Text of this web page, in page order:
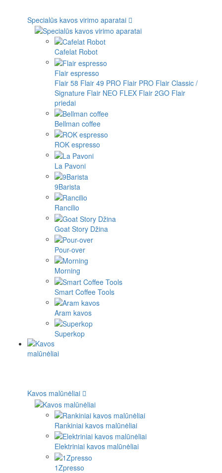
Specialūs kavos virimo aparatai
Cafelat Robot
Flair espresso
Flair 58 Flair 49 PRO Flair PRO Flair Classic /
Signature Flair NEO FLEX Flair 2GO Flair
priedai
Bellman coffee
ROK espresso
La Pavoni
9Barista
Rancilio
Goat Story Džina
Pour-over
Morning
Smart Coffee Tools
Aram kavos
Superkop
Kavos malūnėliai
Rankiniai kavos malūnėliai
Elektriniai kavos malūnėliai
1Zpresso